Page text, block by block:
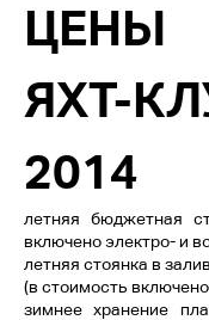
ЦЕНЫ
ЯХТ-
2014
летняя бюджетная
включено электро- и
летняя стоянка в
(в стоимость
зимнее хранение